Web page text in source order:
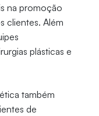
na promoção
clientes. Além
plásticas e
também
de